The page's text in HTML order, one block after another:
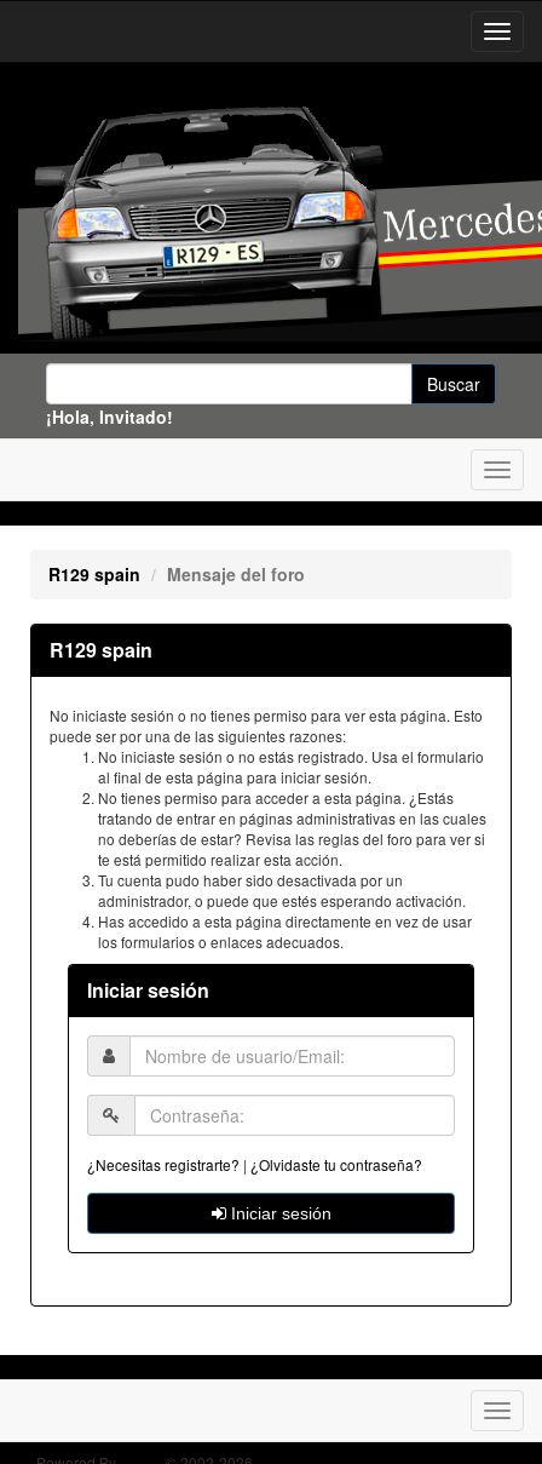
¡Hola, Invitado!
R129 spain Mensaje del foro
R129 spain
No iniciaste sesión o no tienes permiso para ver esta página. Esto
puede ser por una de las siguientes razones:
No iniciaste sesión o no estás registrado. Usa el formulario
al final de esta página para iniciar sesión.
No tienes permiso para acceder a esta página. ¿Estás
tratando de entrar en páginas administrativas en las cuales
no deberías de estar? Revisa las reglas del foro para ver si
te está permitido realizar esta acción.
Tu cuenta pudo haber sido desactivada por un
administrador, o puede que estés esperando activación.
Has accedido a esta página directamente en vez de usar
los formularios o enlaces adecuados.
Iniciar sesión
¿Necesitas registrarte? | ¿Olvidaste tu contraseña?
Iniciar sesión